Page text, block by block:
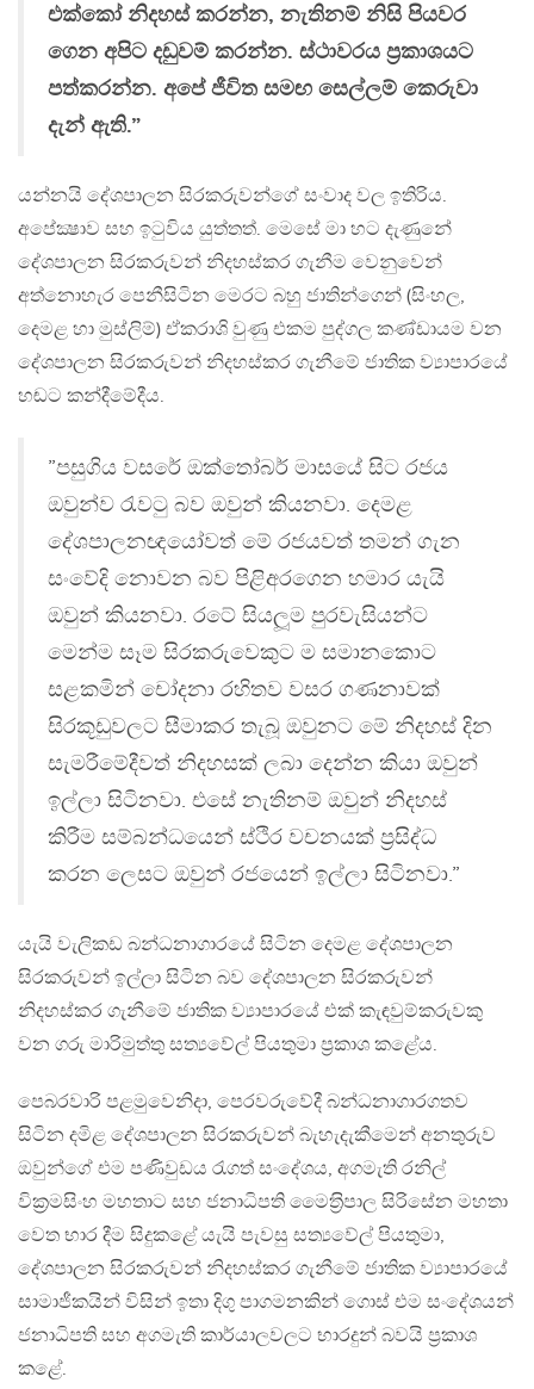
එක්කෝ නිදහස් කරන්න, නැතිනම් නිසි පියවර
ගෙන අපිට දඩුවම් කරන්න. ස්ථාවරය ප‍්‍රකාශයට
පත්කරන්න. අපේ ජීවිත සමඟ සෙල්ලම් කෙරුවා
දැන් ඇති.”
යන්නයි දේශපාලන සිරකරුවන්ගේ සංවාද වල ඉතිරිය.
අපේක්‍ෂාව සහ ඉටුවිය යුත්තත්. මෙසේ මා හට දැණුනේ
දේශපාලන සිරකරුවන් නිදහස්කර ගැනීම වෙනුවෙන්
අත්නොහැර පෙනීසිටින මෙරට බහු ජාතින්ගෙන් (සිංහල,
දෙමළ හා මුස්ලිම්) ඒකරාශි වුණු එකම පුද්ගල කණ්ඩායම වන
දේශපාලන සිරකරුවන් නිදහස්කර ගැනීමේ ජාතික ව්‍යාපාරයේ
හඬට කන්දීමේදීය.
”පසුගිය වසරේ ඔක්තෝබර් මාසයේ සිට රජය
ඔවුන්ව රැවටු බව ඔවුන් කියනවා. දෙමළ
දේශපාලනඥයෝවත් මේ රජයවත් තමන් ගැන
සංවේදි නොවන බව පිළිඅරගෙන හමාර යැයි
ඔවුන් කියනවා. රටේ සියලූම පුරවැසියන්ට
මෙන්ම සෑම සිරකරුවෙකුට ම සමානකොට
සළකමින් චෝදනා රහිතව වසර ගණනාවක්
සිරකූඩුවලට සීමාකර තැබූ ඔවුනට මේ නිදහස් දින
සැමරීමේදීවත් නිදහසක් ලබා දෙන්න කියා ඔවුන්
ඉල්ලා සිටිනවා. එසේ නැතිනම් ඔවුන් නිදහස්
කිරීම සම්බන්ධයෙන් ස්ථිර වචනයක් ප‍්‍රසිද්ධ
කරන ලෙසට ඔවුන් රජයෙන් ඉල්ලා සිටිනවා.”
යැයි වැලිකඩ බන්ධනාගාරයේ සිටින දෙමළ දේශපාලන
සිරකරුවන් ඉල්ලා සිටින බව දේශපාලන සිරකරුවන්
නිදහස්කර ගැනීමේ ජාතික ව්‍යාපාරයේ එක් කැඳවුම්කරුවකු
වන ගරු මාරිමුත්තු සත්‍යවේල් පියතුමා ප‍්‍රකාශ කළේය.
පෙබරවාරි පළමුවෙනිදා, පෙරවරුවේදී බන්ධනාගාරගතව
සිටින දමිළ දේශපාලන සිරකරුවන් බැහැදැකීමෙන් අනතුරුව
ඔවුන්ගේ එම පණිවුඩය රැගත් සංදේශය, අගමැති රනිල්
වික‍්‍රමසිංහ මහතාට සහ ජනාධිපති මෛත‍්‍රිපාල සිරිසේන මහතා
වෙත භාර දීම සිදුකළේ යැයි පැවසු සත්‍යවේල් පියතුමා,
දේශපාලන සිරකරුවන් නිදහස්කර ගැනීමේ ජාතික ව්‍යාපාරයේ
සාමාජීකයින් විසින් ඉතා දිගු පාගමනකින් ගොස් එම සංදේශයන්
ජනාධිපති සහ අගමැති කාර්යාලවලට භාරදුන් බවයි ප‍්‍රකාශ
කළේ.